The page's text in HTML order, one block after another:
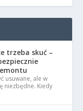
trzeba skuć –
usuwane, ale w
niezbędne. Kiedy